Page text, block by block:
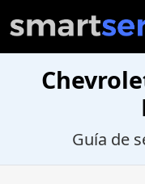
Guía de